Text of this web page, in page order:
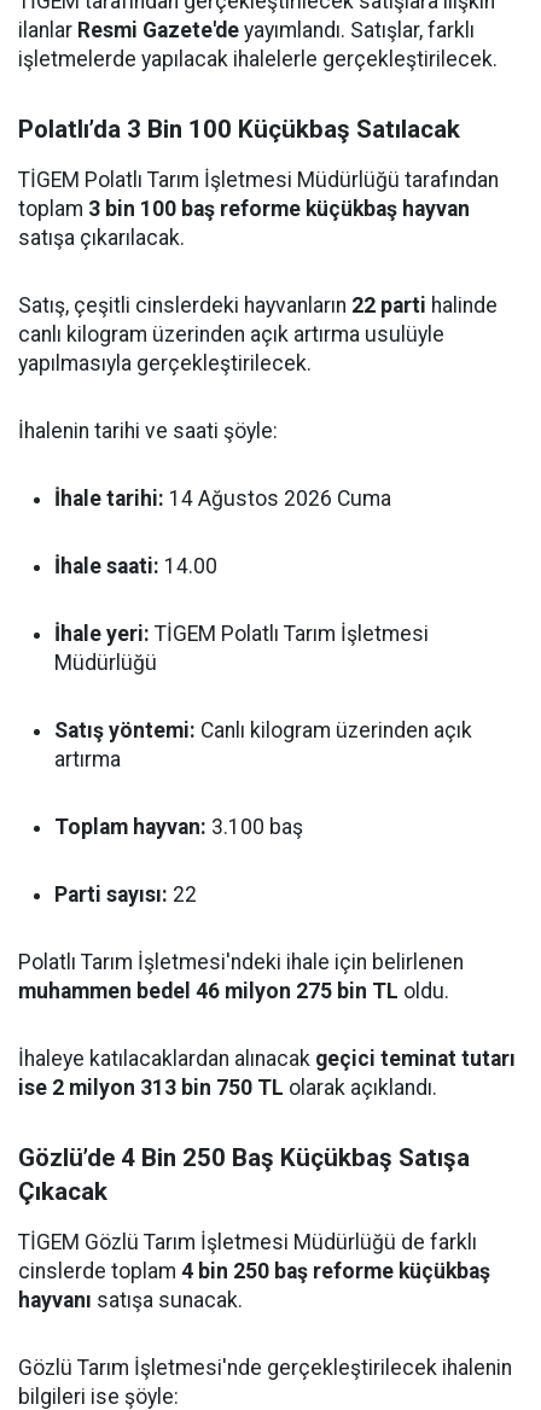
ilanlar Resmi Gazete'de yayımlandı. Satışlar, farklı
işletmelerde yapılacak ihalelerle gerçekleştirilecek.
Polatlı’da 3 Bin 100 Küçükbaş Satılacak
TİGEM Polatlı Tarım İşletmesi Müdürlüğü tarafından
toplam 3 bin 100 baş reforme küçükbaş hayvan
satışa çıkarılacak.
Satış, çeşitli cinslerdeki hayvanların 22 parti halinde
canlı kilogram üzerinden açık artırma usulüyle
yapılmasıyla gerçekleştirilecek.
İhalenin tarihi ve saati şöyle:
İhale tarihi: 14 Ağustos 2026 Cuma
İhale saati: 14.00
İhale yeri: TİGEM Polatlı Tarım İşletmesi
Müdürlüğü
Satış yöntemi: Canlı kilogram üzerinden açık
artırma
Toplam hayvan: 3.100 baş
Parti sayısı: 22
Polatlı Tarım İşletmesi'ndeki ihale için belirlenen
muhammen bedel 46 milyon 275 bin TL oldu.
İhaleye katılacaklardan alınacak geçici teminat tutarı
ise 2 milyon 313 bin 750 TL olarak açıklandı.
Gözlü’de 4 Bin 250 Baş Küçükbaş Satışa
Çıkacak
TİGEM Gözlü Tarım İşletmesi Müdürlüğü de farklı
cinslerde toplam 4 bin 250 baş reforme küçükbaş
hayvanı satışa sunacak.
Gözlü Tarım İşletmesi'nde gerçekleştirilecek ihalenin
bilgileri ise şöyle: